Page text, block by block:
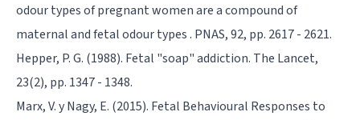
odour types of pregnant women are a compound of
maternal and fetal odour types . PNAS, 92, pp. 2617 - 2621.
Hepper, P. G. (1988). Fetal "soap" addiction. The Lancet,
23(2), pp. 1347 - 1348.
Marx, V. y Nagy, E. (2015). Fetal Behavioural Responses to